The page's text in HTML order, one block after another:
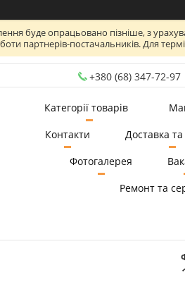
буде опрацьовано пізніше, з
партнерів-постачальників. Для
+380 (68) 347-72-97
Категорії товарів
Контакти
Доставка
Фотогалерея
Ремонт та